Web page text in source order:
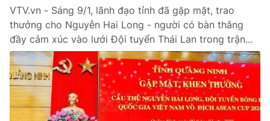
VTV.vn - Sáng 9/1, lãnh đạo tỉnh đã gặp mặt, trao
thưởng cho Nguyễn Hai Long - người có bàn thắng
đầy cảm xúc vào lưới Đội tuyển Thái Lan trong trận...